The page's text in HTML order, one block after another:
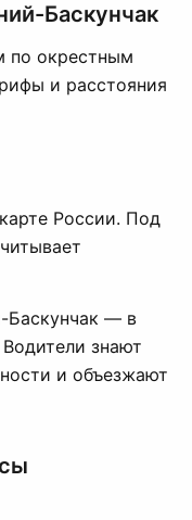
Баскунчак
по окрестным
и расстояния
России. Под
Баскунчак — в
знают
и объезжают